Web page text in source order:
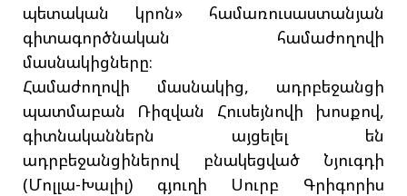
պետական կրոն» համառուսաստանյան
գիտագործնական համաժողովի
մասնակիցները։
Համաժողովի մասնակից, ադրբեջանցի
պատմաբան Ռիզվան Հուսեյնովի խոսքով,
գիտնականներն այցելել են
ադրբեջանցիներով բնակեցված Նյուգդի
(Մոլլա-Խալիլ) գյուղի Սուրբ Գրիգորիս